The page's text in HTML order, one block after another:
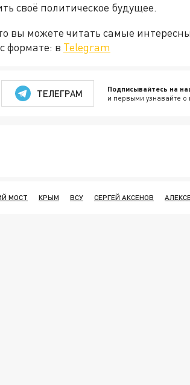
своё политическое будущее.
вы можете читать самые
формате: в Telegram
ТЕЛЕГРАМ Подписывайтесь на
и первыми узнавайте
МОСТ КРЫМ ВСУ СЕРГЕЙ АКСЕНОВ